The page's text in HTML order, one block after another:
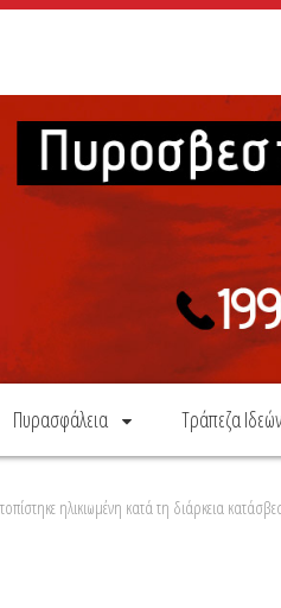
Πυρασφάλεια Τράπεζα Ιδεών
ηλικιωμένη κατά τη διάρκεια